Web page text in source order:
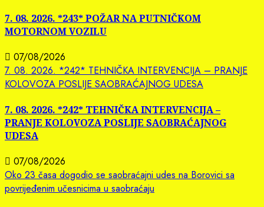
7. 08. 2026. *243* POŽAR NA PUTNIČKOM
MOTORNOM VOZILU
07/08/2026
7. 08. 2026. *242* TEHNIČKA INTERVENCIJA – PRANJE
KOLOVOZA POSLIJE SAOBRAĆAJNOG UDESA
7. 08. 2026. *242* TEHNIČKA INTERVENCIJA –
PRANJE KOLOVOZA POSLIJE SAOBRAĆAJNOG
UDESA
07/08/2026
Oko 23 časa dogodio se saobraćajni udes na Borovici sa
povrijeđenim učesnicima u saobraćaju